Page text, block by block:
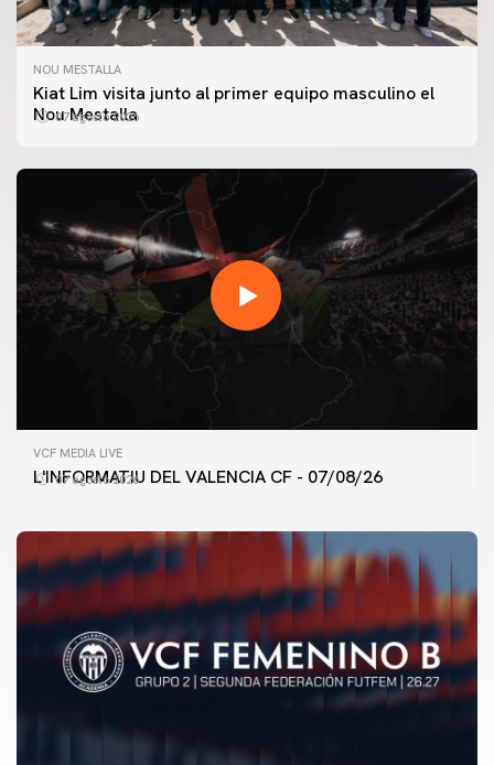
NOU MESTALLA
Kiat Lim visita junto al primer equipo masculino el
Nou Mestalla
07 agosto 2026
VCF MEDIA LIVE
L'INFORMATIU DEL VALENCIA CF - 07/08/26
07 agosto 2026